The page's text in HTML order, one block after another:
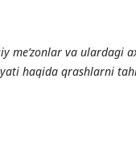
me’zonlar va ulardagi
haqida qrashlarni